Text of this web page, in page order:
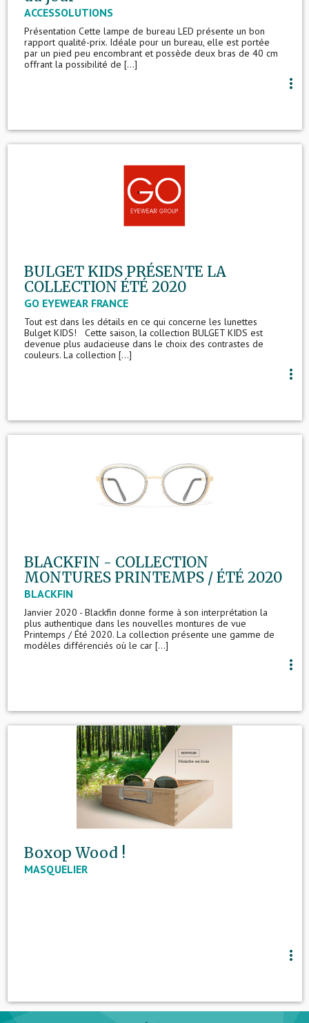
ACCESSOLUTIONS
Présentation Cette lampe de bureau LED présente un bon
rapport qualité-prix. Idéale pour un bureau, elle est portée
par un pied peu encombrant et possède deux bras de 40 cm
offrant la possibilité de [...]
more_vert
BULGET KIDS PRÉSENTE LA
COLLECTION ÉTÉ 2020
GO EYEWEAR FRANCE
Tout est dans les détails en ce qui concerne les lunettes
Bulget KIDS! Cette saison, la collection BULGET KIDS est
devenue plus audacieuse dans le choix des contrastes de
couleurs. La collection [...]
more_vert
BLACKFIN - COLLECTION
MONTURES PRINTEMPS / ÉTÉ 2020
BLACKFIN
Janvier 2020 - Blackfin donne forme à son interprétation la
plus authentique dans les nouvelles montures de vue
Printemps / Été 2020. La collection présente une gamme de
modèles différenciés où le car [...]
more_vert
Boxop Wood !
MASQUELIER
more_vert